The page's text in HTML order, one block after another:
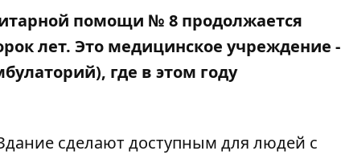
помощи № 8 продолжается
лет. Это медицинское учреждение -
где в этом году
сделают доступным для людей с